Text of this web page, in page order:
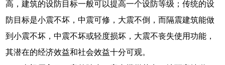
高，建筑的设防目标一般可以提高一个设防等级；传统的设
防目标是小震不坏，中震可修，大震不倒，而隔震建筑能做
到小震不坏，中震不坏或轻度损坏，大震不丧失使用功能，
其潜在的经济效益和社会效益十分可观。